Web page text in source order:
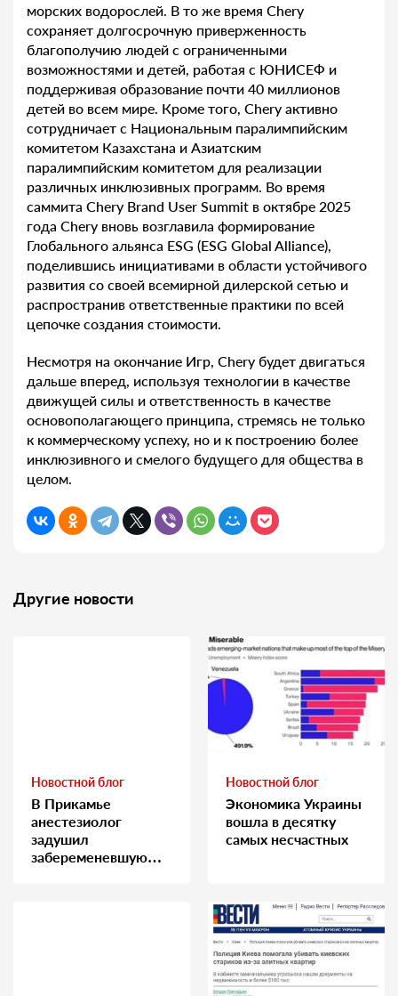
морских водорослей. В то же время Chery
сохраняет долгосрочную приверженность
благополучию людей с ограниченными
возможностями и детей, работая с ЮНИСЕФ и
поддерживая образование почти 40 миллионов
детей во всем мире. Кроме того, Chery активно
сотрудничает с Национальным паралимпийским
комитетом Казахстана и Азиатским
паралимпийским комитетом для реализации
различных инклюзивных программ. Во время
саммита Chery Brand User Summit в октябре 2025
года Chery вновь возглавила формирование
Глобального альянса ESG (ESG Global Alliance),
поделившись инициативами в области устойчивого
развития со своей всемирной дилерской сетью и
распространив ответственные практики по всей
цепочке создания стоимости.
Несмотря на окончание Игр, Chery будет двигаться
дальше вперед, используя технологии в качестве
движущей силы и ответственность в качестве
основополагающего принципа, стремясь не только
к коммерческому успеху, но и к построению более
инклюзивного и смелого будущего для общества в
целом.
Другие новости
Новостной блог
В Прикамье
анестезиолог
задушил
забеременевшую
Новостной блог
Экономика Украины
вошла в десятку
самых несчастных